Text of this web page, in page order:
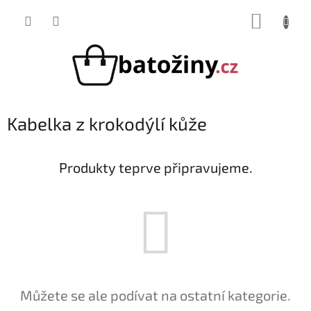
Kabelka z krokodýlí kůže
Produkty teprve připravujeme.
Můžete se ale podívat na ostatní kategorie.